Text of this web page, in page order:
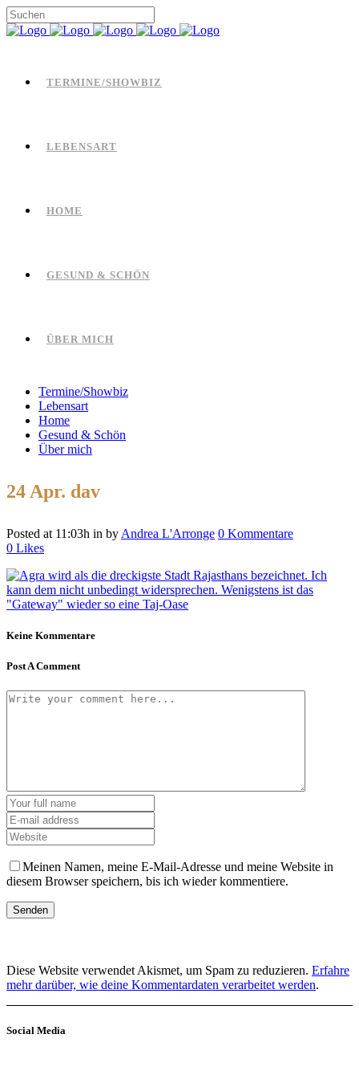
TERMINE/SHOWBIZ
LEBENSART
HOME
GESUND & SCHÖN
ÜBER MICH
Termine/Showbiz
Lebensart
Home
Gesund & Schön
Über mich
24 Apr. dav
Posted at 11:03h in by Andrea L'Arronge 0 Kommentare
0 Likes
Keine Kommentare
Post A Comment
Meinen Namen, meine E-Mail-Adresse und meine Website in
diesem Browser speichern, bis ich wieder kommentiere.
Diese Website verwendet Akismet, um Spam zu reduzieren. Erfahre
mehr darüber, wie deine Kommentardaten verarbeitet werden.
Social Media